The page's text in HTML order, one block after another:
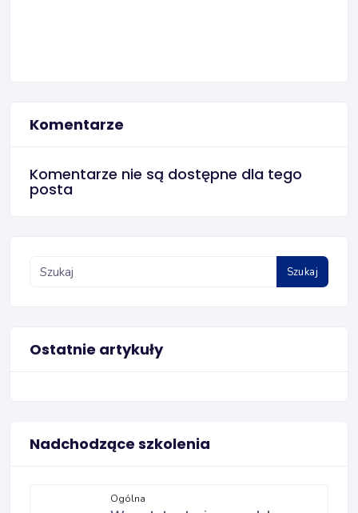
Komentarze
Komentarze nie są dostępne dla tego
posta
Szukaj
Ostatnie artykuły
Nadchodzące szkolenia
Ogólna